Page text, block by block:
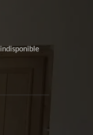
indisponible